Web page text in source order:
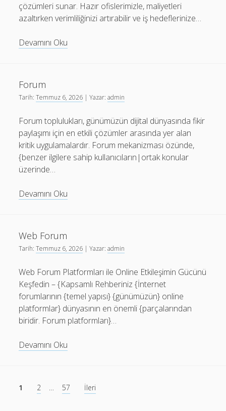
çözümleri sunar. Hazır ofislerimizle, maliyetleri
azaltırken verimliliğinizi artırabilir ve iş hedeflerinize…
Devamını Oku
Buyutun
Forum
Tarih:Temmuz 6, 2026 | Yazar:admin
Forum toplulukları, günümüzün dijital dünyasında fikir
paylaşımı için en etkili çözümler arasında yer alan
kritik uygulamalardır. Forum mekanizması özünde,
{benzer ilgilere sahip kullanıcıların|ortak konular
üzerinde…
Devamını Oku
Web Forum
Tarih:Temmuz 6, 2026 | Yazar:admin
Web Forum Platformları ile Online Etkileşimin Gücünü
Keşfedin – {Kapsamlı Rehberiniz {İnternet
forumlarının {temel yapısı} {günümüzün} online
platformlar} dünyasının en önemli {parçalarından
biridir. Forum platformları}…
Devamını Oku
Yazı
sayfalaması
1 2 … 57 İleri